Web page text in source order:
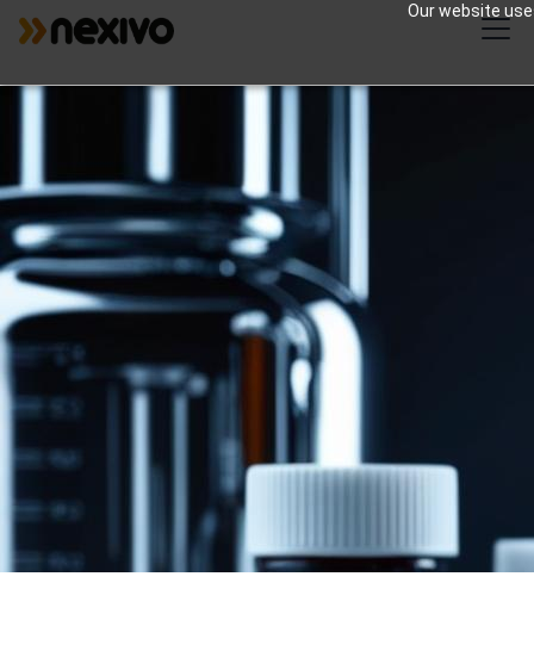
Our website
Pharmaceutique
Les produits Zoho peuvent apporter
plusieurs avantages spécifiques à
l'industrie pharmaceutique en répondant
à ses besoins et défis uniques.
4
Number of Customers